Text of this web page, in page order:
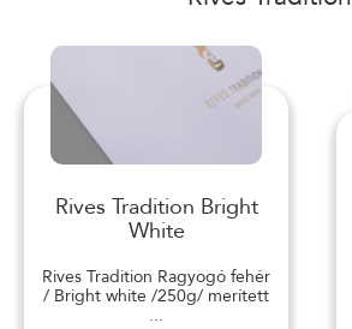
Rives Tradition Bright
White
Rives Tradition Ragyogó fehér
/ Bright white /250g/ merített
...